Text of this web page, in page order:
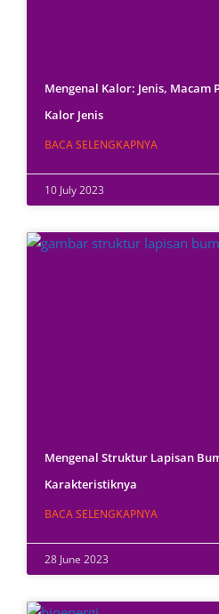
Mengenal Kalor: Jenis, Macam
Kalor Jenis
BACA SELENGKAPNYA
10 July 2023
Mengenal Struktur Lapisan
Karakteristiknya
BACA SELENGKAPNYA
28 June 2023